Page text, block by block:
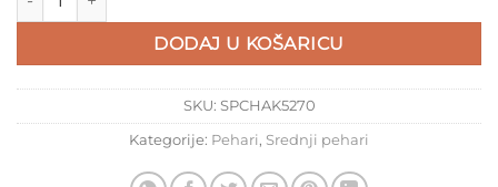
DODAJ U KOŠARICU
SKU: SPCHAK5270
Kategorije: Pehari , Srednji pehari